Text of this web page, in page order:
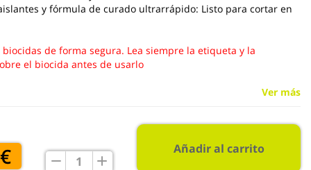
y fórmula de curado ultrarrápido: Listo para cortar en
de forma segura. Lea siempre la etiqueta y la
el biocida antes de usarlo
Ver más
Añadir al carrito